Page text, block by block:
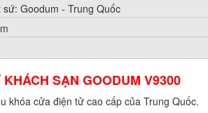
sứ: Goodum - Trung Quốc
SẠN GOODUM V9300
khóa cửa điện tử cao cấp của Trung Quốc.